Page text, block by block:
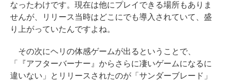
なったわけです。現在は他にプレイできる場所もありま
せんが、リリース当時はどこにでも導入されていて、盛
り上がっていたんですよね。
その次にヘリの体感ゲームが出るということで、
「『アフターバーナー』からさらに凄いゲームになるに
違いない」とリリースされたのが「サンダーブレード」